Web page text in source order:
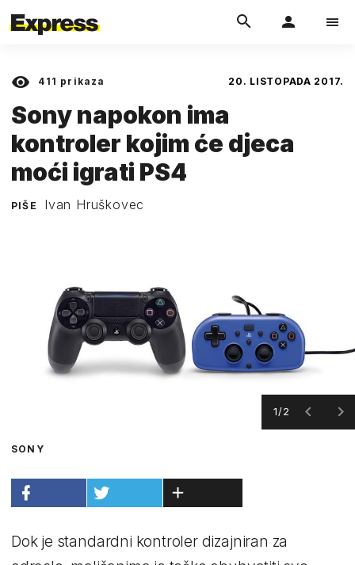
411 prikaza 20. LISTOPADA 2017.
Sony napokon ima
kontroler kojim će djeca
moći igrati PS4
PIŠE Ivan Hruškovec
1/2
SONY
Dok je standardni kontroler dizajniran za